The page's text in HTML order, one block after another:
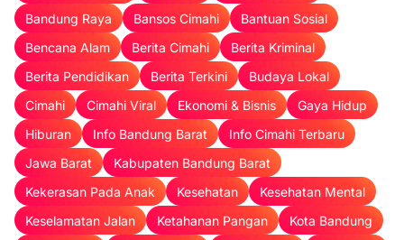
Bandung Raya
Bansos Cimahi
Bantuan Sosial
Bencana Alam
Berita Cimahi
Berita Kriminal
Berita Pendidikan
Berita Terkini
Budaya Lokal
Cimahi
Cimahi Viral Ekonomi & Bisnis
Gaya Hidup
Hiburan
Info Bandung Barat
Info Cimahi Terbaru
Jawa Barat
Kabupaten Bandung Barat
Kekerasan Pada Anak
Kesehatan
Kesehatan Mental
Keselamatan Jalan
Ketahanan Pangan
Kota Bandung